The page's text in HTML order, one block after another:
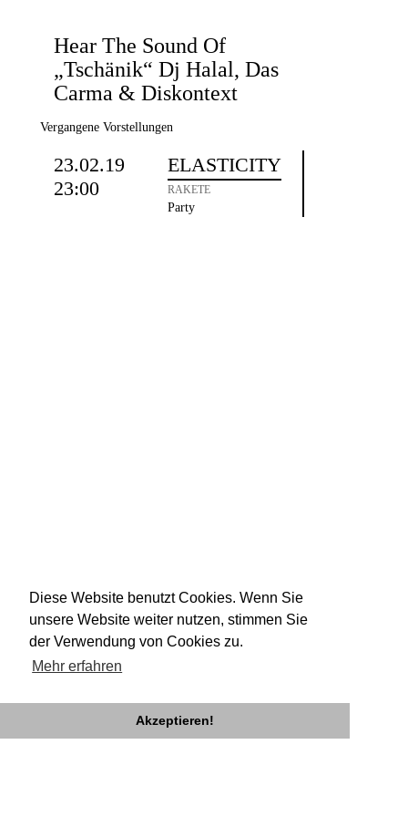
Diese Website benutzt Cookies. Wenn Sie
unsere Website weiter nutzen, stimmen Sie
der Verwendung von Cookies zu.
Mehr erfahren
Akzeptieren!
Hear The Sound Of
„Tschänik“ Dj Halal, Das
Carma & Diskontext
Vergangene Vorstellungen
23.02.19
23:00
ELASTICITY
RAKETE
Party